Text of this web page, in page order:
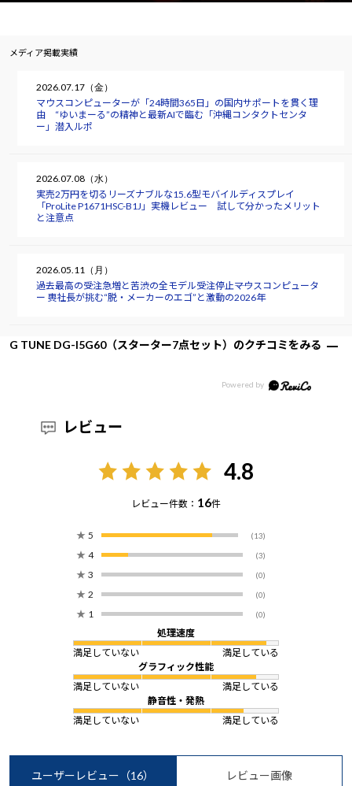
メディア掲載実績
2026.07.17（金）
マウスコンピューターが「24時間365日」の国内サポートを貫く理
由 “ゆいまーる”の精神と最新AIで臨む「沖縄コンタクトセンタ
ー」潜入ルポ
2026.07.08（水）
実売2万円を切るリーズナブルな15.6型モバイルディスプレイ
「ProLite P1671HSC-B1J」実機レビュー 試して分かったメリット
と注意点
2026.05.11（月）
過去最高の受注急増と苦渋の全モデル受注停止――マウスコンピュータ
ー 軣社長が挑む“脱・メーカーのエゴ”と激動の2026年
G TUNE DG-I5G60（スターター7点セット）のクチコミをみる
レビュー
4.8
レビュー件数： 16件
★ 5 (13)
★ 4 (3)
★ 3 (0)
★ 2 (0)
★ 1 (0)
処理速度
満足していない
満足している
グラフィック性能
満足していない
満足している
静音性・発熱
満足していない
満足している
ユーザーレビュー （16） レビュー画像